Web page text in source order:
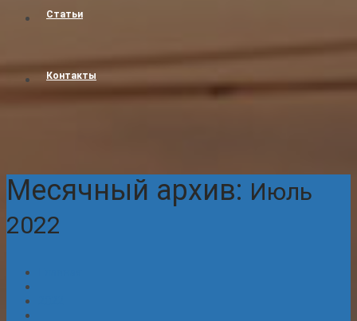
Статьи
Контакты
Месячный архив: Июль
2022